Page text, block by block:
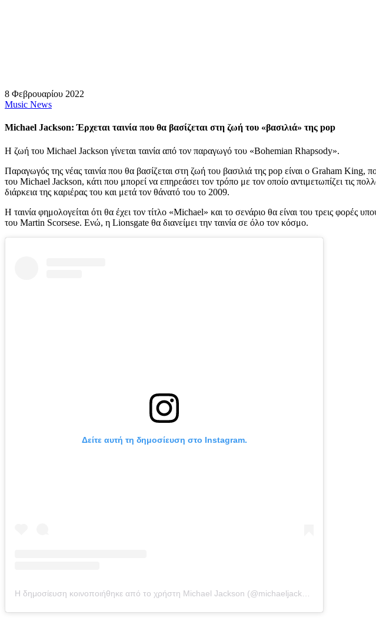
8 Φεβρουαρίου 2022
Music News
Michael Jackson: Έρχεται ταινία που θα βασίζεται στη ζωή του «βασιλιά» της pop
Η ζωή του Michael Jackson γίνεται ταινία από τον παραγωγό του «Bohemian Rhapsody».
Παραγωγός της νέας ταινία που θα βασίζεται στη ζωή του βασιλιά της pop είναι ο Graham King,
του Michael Jackson, κάτι που μπορεί να επηρεάσει τον τρόπο με τον οποίο αντιμετωπίζει τις
διάρκεια της καριέρας του και μετά τον θάνατό του το 2009.
Η ταινία φημολογείται ότι θα έχει τον τίτλο «Michael» και το σενάριο θα είναι του τρεις
του Martin Scorsese. Ενώ, η Lionsgate θα διανείμει την ταινία σε όλο τον κόσμο.
Δείτε αυτή τη δημοσίευση στο Instagram.